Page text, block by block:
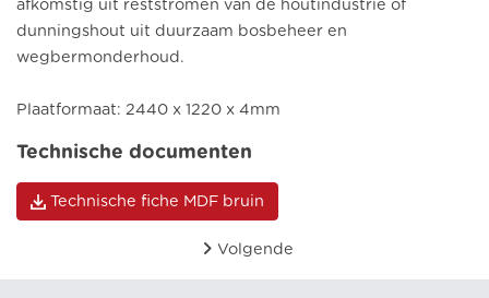
afkomstig uit reststromen van de houtindustrie of
dunningshout uit duurzaam bosbeheer en
wegbermonderhoud.
Plaatformaat: 2440 x 1220 x 4mm
Technische documenten
Technische fiche MDF bruin
Volgende